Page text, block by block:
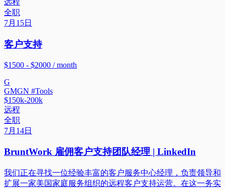
远程
全职
7月15日
客户支持
$1500 - $2000 / month
G
GMGN #Tools
$150k-200k
远程
全职
7月14日
BruntWork 雇佣客户支持团队经理 | LinkedIn
我们正在寻找一位经验丰富的客户服务中心经理，负责领导和
扩展一家美国家庭服务组织的远程客户支持运营。在这一务实